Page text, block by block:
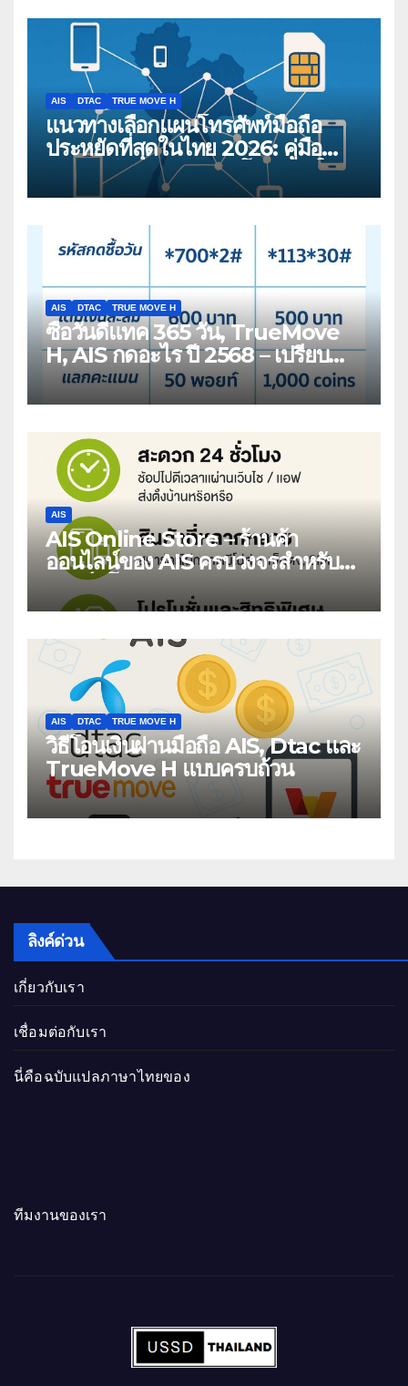
AIS DTAC TRUE MOVE H
แนวทางเลือกแผนโทรศัพท์มือถือ
ประหยัดที่สุดในไทย 2026: คู่มือ
เปรียบเทียบสำหรับผู้บริโภคสมัยใหม่
AIS DTAC TRUE MOVE H
ซื้อวันดีแทค 365 วัน, TrueMove
H, AIS กดอะไร ปี 2568 – เปรียบ
เทียบวิธียืดอายุซิมเติมเงิน 1 ปี
AIS
AIS Online Store – ร้านค้า
ออนไลน์ของ AIS ครบวงจรสำหรับ
สมาร์ทโฟนและบริการดิจิทัล
AIS DTAC TRUE MOVE H
วิธีโอนเงินผ่านมือถือ AIS, Dtac และ
TrueMove H แบบครบถ้วน
ลิงค์ด่วน
เกี่ยวกับเรา
เชื่อมต่อกับเรา
นี่คือฉบับแปลภาษาไทยของ
ทีมงานของเรา